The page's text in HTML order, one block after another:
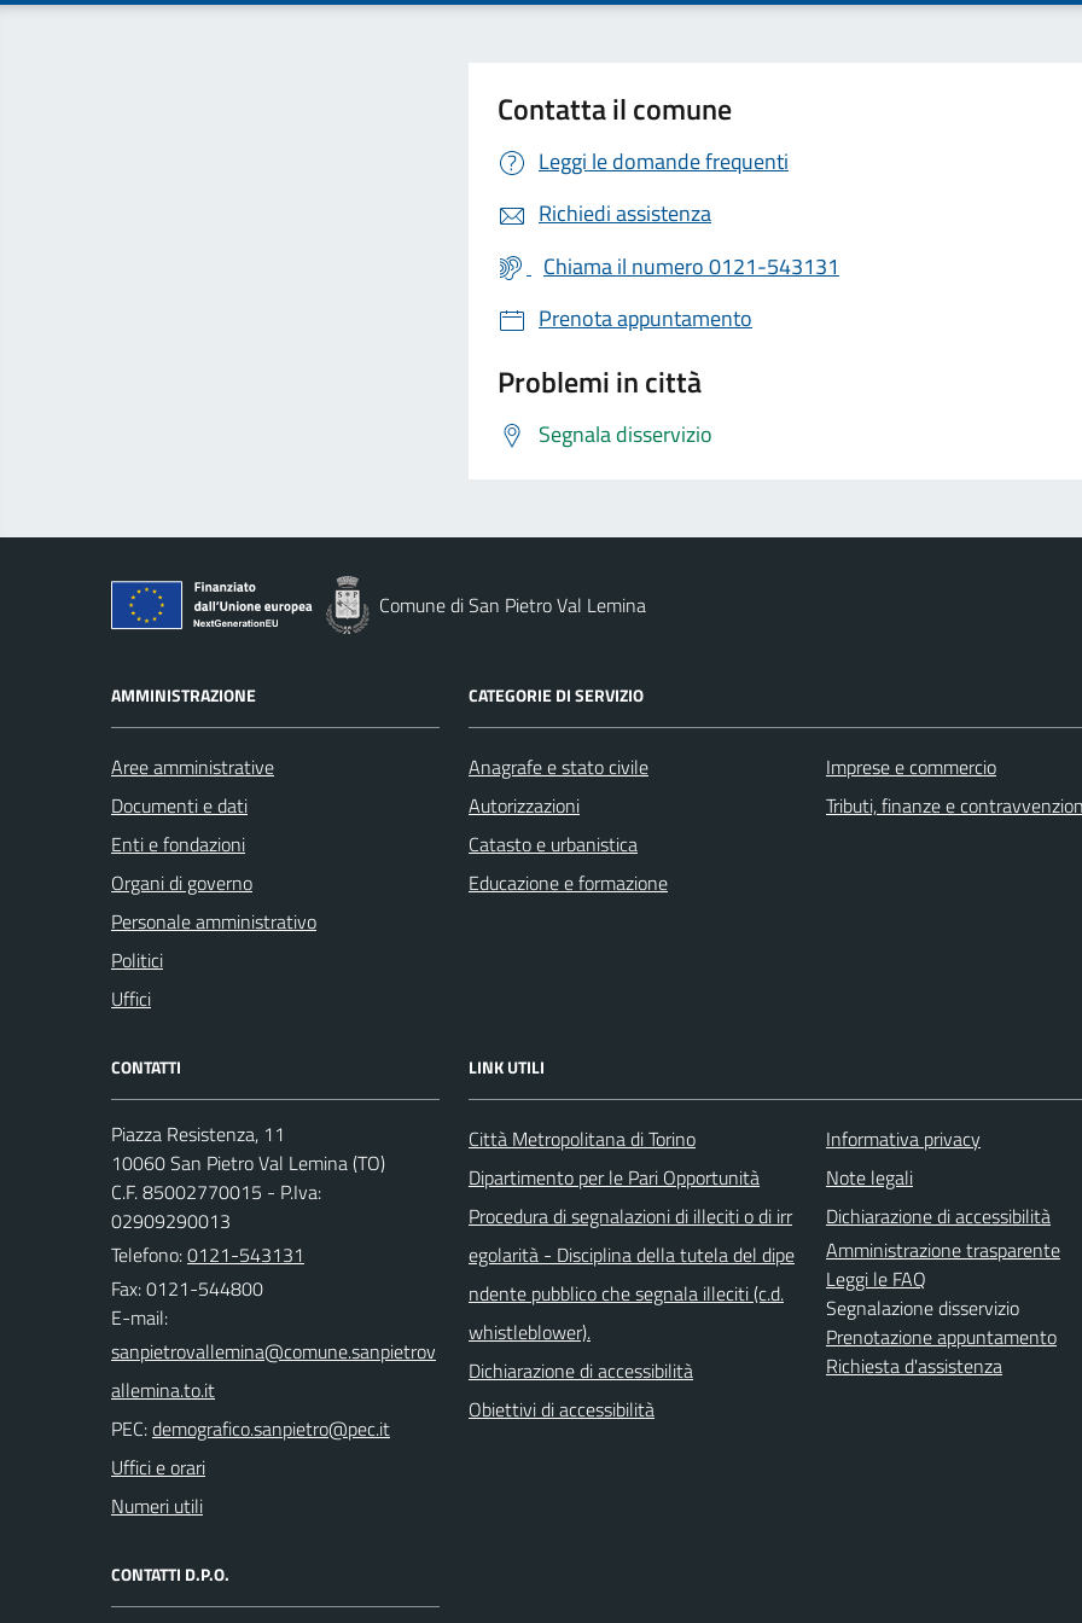
Contatta il comune
Leggi le domande frequenti
Richiedi assistenza
Chiama il numero 0121-543131
Prenota appuntamento
Problemi in città
Segnala disservizio
Comune di San Pietro Val Lemina
AMMINISTRAZIONE
Aree amministrative
Documenti e dati
Enti e fondazioni
Organi di governo
Personale amministrativo
Politici
Uffici
CATEGORIE DI SERVIZIO
Anagrafe e stato civile
Autorizzazioni
Catasto e urbanistica
Educazione e formazione
Imprese e commercio
Tributi, finanze e
CONTATTI
Piazza Resistenza, 11
10060 San Pietro Val Lemina (TO)
C.F. 85002770015 - P.Iva:
02909290013
Telefono:0121-543131
Fax: 0121-544800
E-mail:
PEC:
Uffici e orari
Numeri utili
CONTATTI D.P.O.
LINK UTILI
Città Metropolitana di Torino
Dipartimento per le Pari Opportunità
Procedura di segnalazioni di illeciti o di irr
egolarità - Disciplina della tutela del dipe
ndente pubblico che segnala illeciti (c.d.
whistleblower).
Dichiarazione di accessibilità
Obiettivi di accessibilità
Informativa privacy
Note legali
Dichiarazione di accessibilità
Amministrazione trasparente
Leggi le FAQ
Segnalazione disservizio
Prenotazione appuntamento
Richiesta d'assistenza